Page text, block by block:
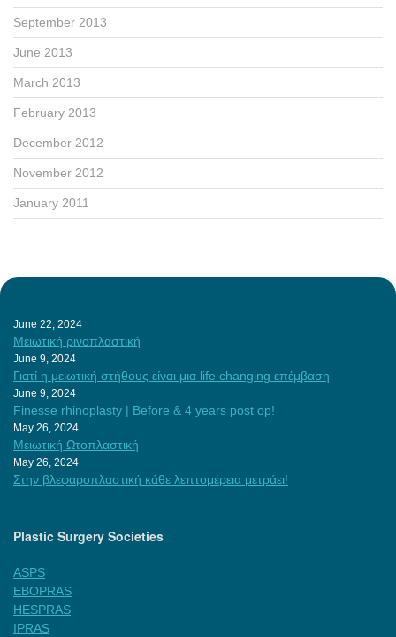
September 2013
June 2013
March 2013
February 2013
December 2012
November 2012
January 2011
June 22, 2024
Μειωτική ρινοπλαστική
June 9, 2024
Γιατί η μειωτική στήθους είναι μια life changing επέμβαση
June 9, 2024
Finesse rhinoplasty | Before & 4 years post op!
May 26, 2024
Μειωτική Ωτοπλαστική
May 26, 2024
Στην βλεφαροπλαστική κάθε λεπτομέρεια μετράει!
Plastic Surgery Societies
ASPS
EBOPRAS
HESPRAS
IPRAS